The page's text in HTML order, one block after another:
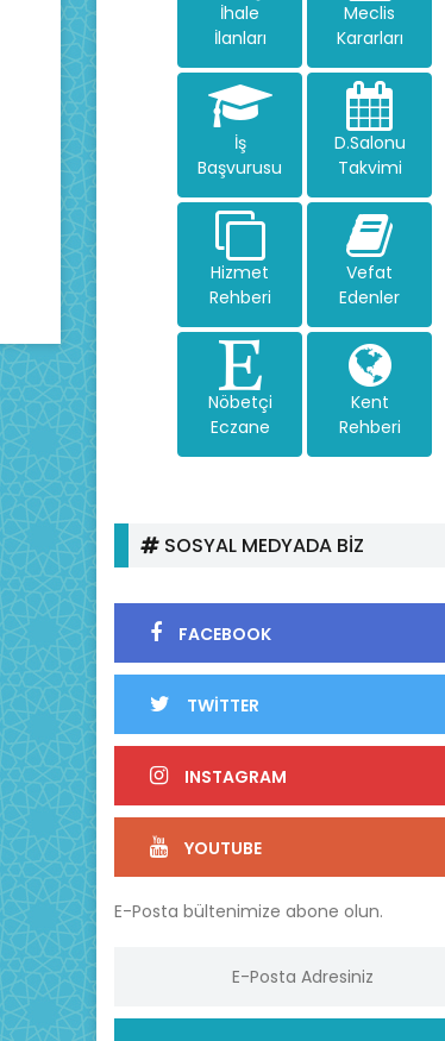
İhale
İlanları
Meclis
Kararları
İş
Başvurusu
D.Salonu
Takvimi
Hizmet
Rehberi
Vefat
Edenler
Nöbetçi
Eczane
Kent
Rehberi
SOSYAL MEDYADA BİZ
FACEBOOK
TWİTTER
INSTAGRAM
YOUTUBE
E-Posta bültenimize abone olun.